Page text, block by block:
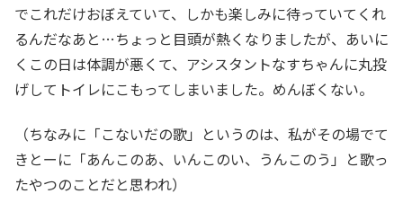
でこれだけおぼえていて、しかも楽しみに待っていてくれ
るんだなあと…ちょっと目頭が熱くなりましたが、あいに
くこの日は体調が悪くて、アシスタントなすちゃんに丸投
げしてトイレにこもってしまいました。めんぼくない。
（ちなみに「こないだの歌」というのは、私がその場でて
きとーに「あんこのあ、いんこのい、うんこのう」と歌っ
たやつのことだと思われ）